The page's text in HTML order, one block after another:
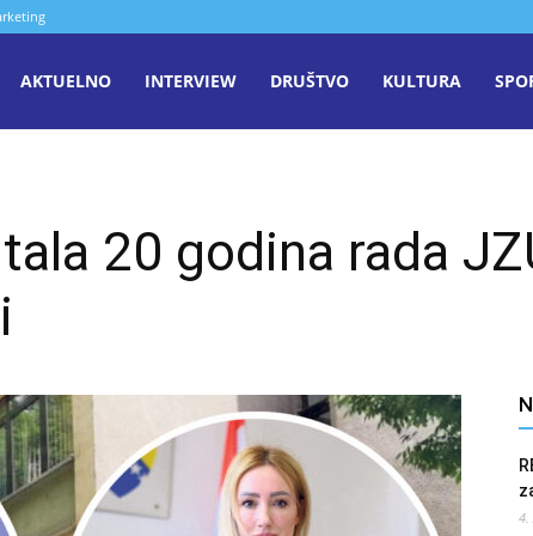
AKTUELNO INTERVIEW DRUŠTVO KULTURA
20 godina rada
4.